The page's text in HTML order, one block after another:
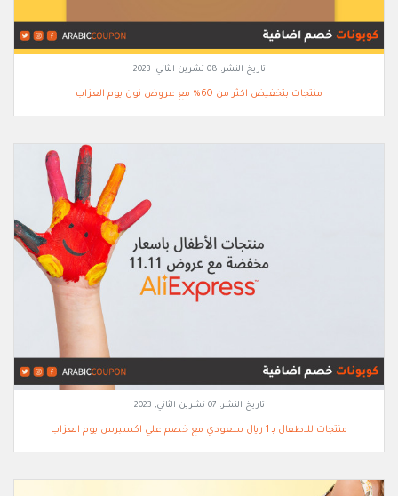
تاريخ النشر: 08 تشرين الثاني, 2023
منتجات بتخفيض اكثر من 60% مع عروض نون يوم العزاب
تاريخ النشر: 07 تشرين الثاني, 2023
منتجات للاطفال بـ 1 ريال سعودي مع خصم علي اكسبرس يوم العزاب